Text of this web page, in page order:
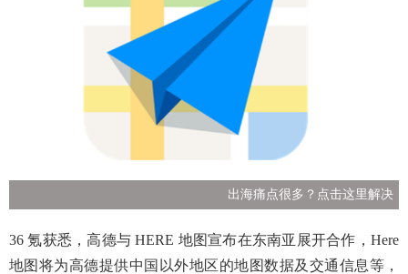
出海痛点很多？点击这里解决
36 氪获悉，高德与 HERE 地图宣布在东南亚展开合作，Here
地图将为高德提供中国以外地区的地图数据及交通信息等，